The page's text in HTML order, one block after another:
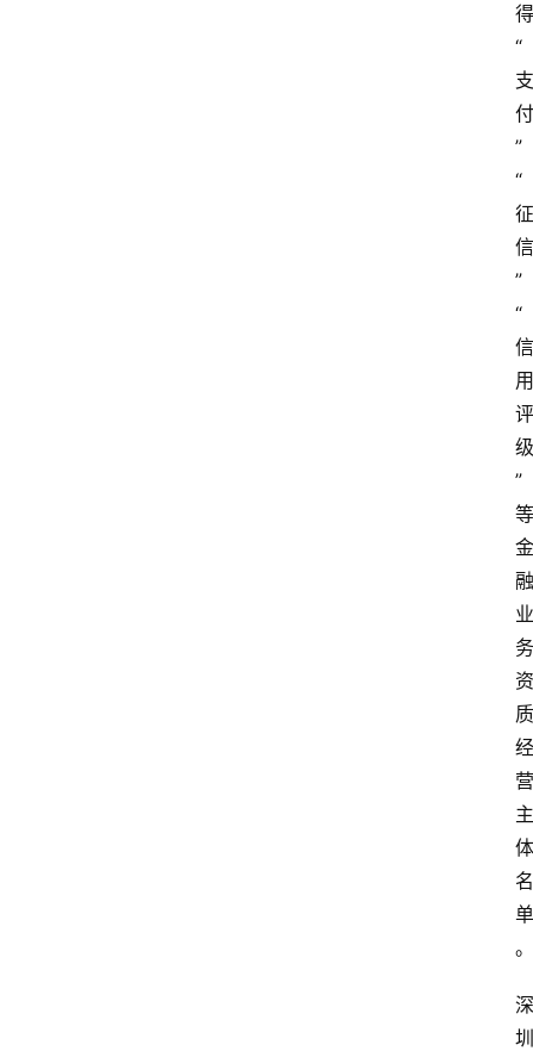
得
“
支
付
”
“
征
信
”
“
信
用
评
级
”
等
金
融
业
务
资
质
经
营
主
体
名
单
。
深
圳